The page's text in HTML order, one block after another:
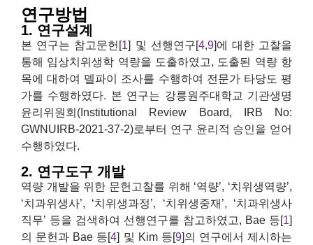
연구방법
1. 연구설계
본 연구는 참고문헌[1] 및 선행연구[4,9]에 대한 고찰을
통해 임상치위생학 역량을 도출하였고, 도출된 역량 항
목에 대하여 델파이 조사를 수행하여 전문가 타당도 평
가를 수행하였다. 본 연구는 강릉원주대학교 기관생명
윤리위원회(Institutional Review Board, IRB No:
GWNUIRB-2021-37-2)로부터 연구 윤리적 승인을 얻어
수행하였다.
2. 연구도구 개발
역량 개발을 위한 문헌고찰를 위해 ‘역량’, ‘치위생역량’,
‘치과위생사’, ‘치위생과정’, ‘치위생중재’, ‘치과위생사
직무’ 등을 검색하여 선행연구를 참고하였고, Bae 등[1]
의 문헌과 Bae 등[4] 및 Kim 등[9]의 연구에서 제시하는